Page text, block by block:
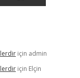
için admin
için Elçin